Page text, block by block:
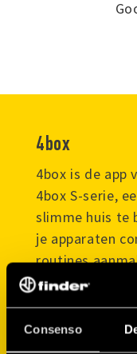
Consenso
4box
4box is de app
4box S-serie,
slimme huis te
je apparaten
routines
alle apparaten
nog veel meer!